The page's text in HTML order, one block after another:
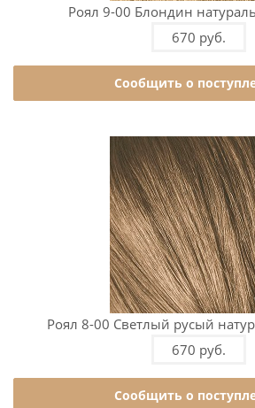
Роял 9-00 Блондин
670 руб.
Сообщить о
Роял 8-00 Светлый русый
670 руб.
Сообщить о